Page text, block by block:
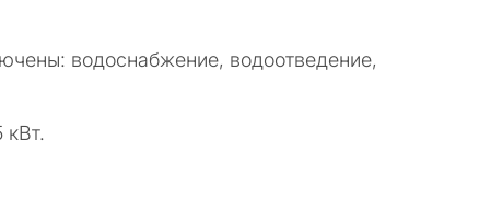
водоснабжение, водоотведение,